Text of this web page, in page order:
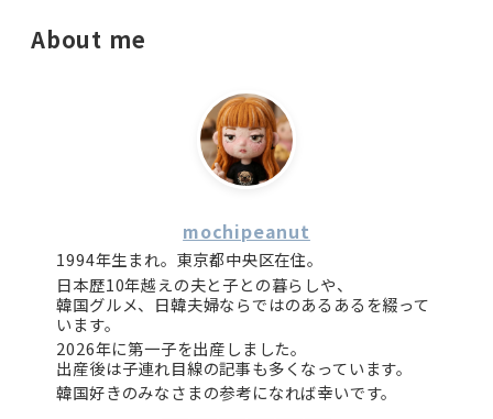
About me
mochipeanut
1994年生まれ。東京都中央区在住。
日本歴10年越えの夫と子との暮らしや、
韓国グルメ、日韓夫婦ならではのあるあるを綴って
います。
2026年に第一子を出産しました。
出産後は子連れ目線の記事も多くなっています。
韓国好きのみなさまの参考になれば幸いです。